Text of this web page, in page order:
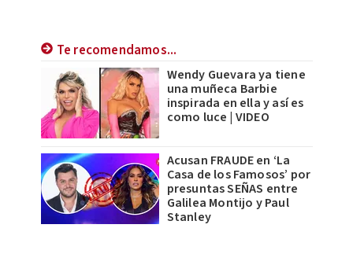
Te recomendamos...
Wendy Guevara ya tiene
una muñeca Barbie
inspirada en ella y así es
como luce | VIDEO
Acusan FRAUDE en ‘La
Casa de los Famosos’ por
presuntas SEÑAS entre
Galilea Montijo y Paul
Stanley